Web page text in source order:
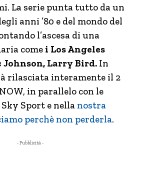
La serie punta tutto da un
anni ’80 e del mondo del
l’ascesa di una
come i Los Angeles
Johnson, Larry Bird. In
rilasciata interamente il 2
in parallelo con le
Sport e nella nostra
perchè non perderla.
- Pubblicità -